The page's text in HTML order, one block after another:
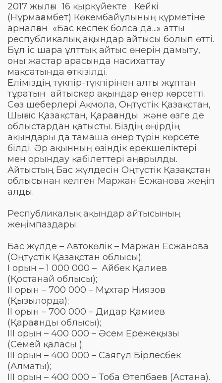
2017 жылғы 16 қыркүйекте Кейкі
(Нұрмағамбет) Көкембайұлының құрметіне
арналған «Бас кеспек болса да...» атты
республикалық ақындар айтысы болып өтті.
Бұл іс шара ұлттық айтыс өнерін дамыту,
оны жастар арасында насихаттау
мақсатында өткізілді.
Еліміздің түкпір-түкпірінен алты жұптан
тұратын айтыскер ақындар өнер көрсетті.
Сөз шеберлері Ақмола, Оңтүстік Қазақстан,
Шығыс Қазақстан, Қарағанды және өзге де
облыстардан қатысты. Біздің өңірдің
ақындары да тамаша өнер түрін көрсете
білді. Әр ақынның өзіндік ерекшеліктері
мен орындау қабілеттері аңғарылды.
Айтыстың Бас жүлдесін Оңтүстік Қазақстан
облысынан келген Маржан Есжанова жеңіп
алды.
Республикалық ақындар айтысының
жеңімпаздары:
Бас жүлде – Автокөлік – Маржан Есжанова
(Оңтүстік Қазақстан облысы);
І орын – 1 000 000 – Айбек Қалиев
(Қостанай облысы);
ІІ орын – 700 000 – Мұхтар Ниязов
(Қызылорда);
ІІ орын – 700 000 – Дидар Қамиев
(Қарағанды облысы);
ІІІ орын – 400 000 – Әсем Ережеқызы
(Семей қаласы );
ІІІ орын – 400 000 – Саягүл Бірлесбек
(Алматы);
ІІІ орын – 400 000 – Тоба Өтепбаев (Астана).